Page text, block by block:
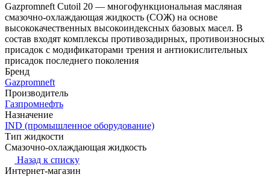
Gazpromneft Cutoil 20 — многофункциональная масляная
смазочно-охлаждающая жидкость (СОЖ) на основе
высококачественных высокоиндексных базовых масел. В
состав входят комплексы противозадирных, противоизносных
присадок с модификаторами трения и антиокислительных
присадок последнего поколения
Бренд
Gazpromneft
Производитель
Газпромнефть
Назначение
IND (промышленное оборудование)
Тип жидкости
Смазочно-охлаждающая жидкость
Назад к списку
Интернет-магазин